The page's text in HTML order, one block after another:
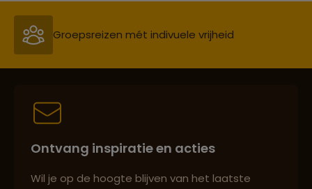
Groepsreizen mét indivuele vrijheid
Reiszekerheid met Sawadee
Ontvang inspiratie en acties
Wil je op de hoogte blijven van het laatste